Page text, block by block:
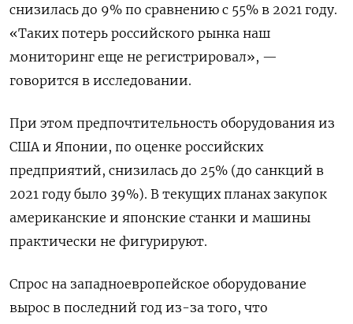
снизилась до 9% по сравнению с 55% в 2021 году.
«Таких потерь российского рынка наш
мониторинг еще не регистрировал», —
говорится в исследовании.
При этом предпочтительность оборудования из
США и Японии, по оценке российских
предприятий, снизилась до 25% (до санкций в
2021 году было 39%). В текущих планах закупок
американские и японские станки и машины
практически не фигурируют.
Спрос на западноевропейское оборудование
вырос в последний год из-за того, что